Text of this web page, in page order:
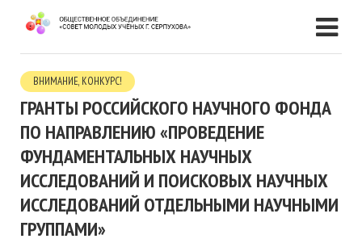
ВНИМАНИЕ, КОНКУРС!
ГРАНТЫ РОССИЙСКОГО НАУЧНОГО ФОНДА
ПО НАПРАВЛЕНИЮ «ПРОВЕДЕНИЕ
ФУНДАМЕНТАЛЬНЫХ НАУЧНЫХ
ИССЛЕДОВАНИЙ И ПОИСКОВЫХ НАУЧНЫХ
ИССЛЕДОВАНИЙ ОТДЕЛЬНЫМИ НАУЧНЫМИ
ГРУППАМИ»